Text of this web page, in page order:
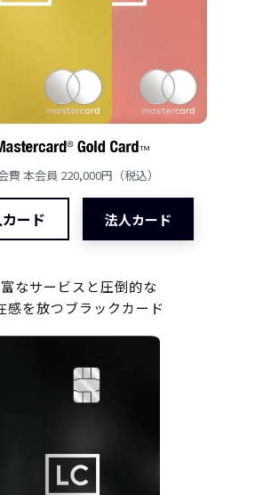
費 本会員 220,000円（税込）
ード 法人カード
なサービスと圧倒的な
感を放つブラックカード